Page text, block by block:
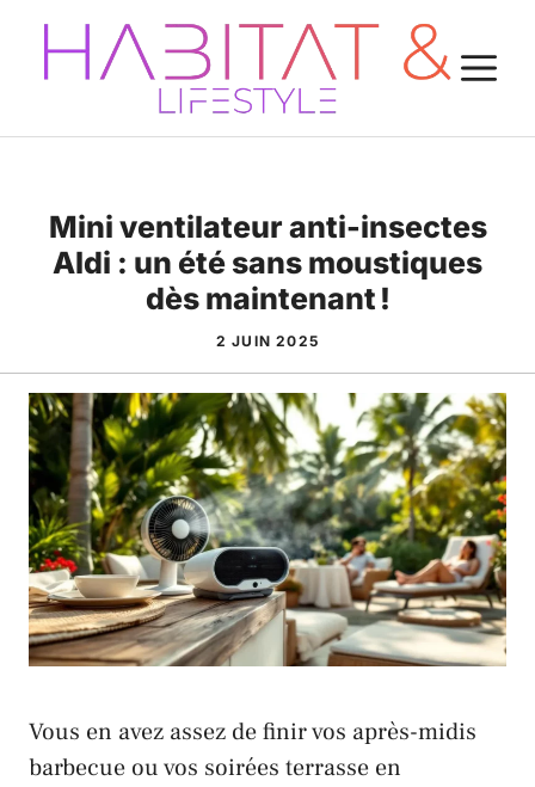
Aller
contenu
Mini ventilateur anti-insectes
Aldi : un été sans moustiques
dès maintenant !
2 JUIN 2025
Vous en avez assez de finir vos après-midis
barbecue ou vos soirées terrasse en